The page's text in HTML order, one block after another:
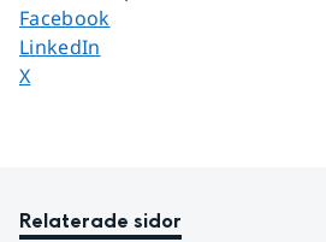
Dela sidan på
Facebook
Dela sidan på
LinkedIn
Dela sidan på
X
Relaterade sidor